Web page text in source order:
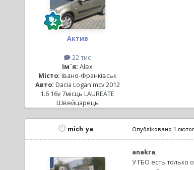
Актив
22 тис
Ім`я: Alex
Місто: Івано-Франківськ
Авто: Dacia Logan mcv 2012
1.6 16v 7місць LAUREATE
Швейцарець
mich_ya Опубліковано 1
anakra,
У ГБО есть только